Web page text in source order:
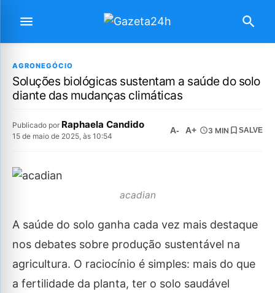
AGRONEGÓCIO
Soluções biológicas sustentam a saúde do solo
diante das mudanças climáticas
Publicado por Raphaela Candido
15 de maio de 2025, às 10:54
A- A+ 3 MIN SALVE
acadian
A saúde do solo ganha cada vez mais destaque
nos debates sobre produção sustentável na
agricultura. O raciocínio é simples: mais do que
a fertilidade da planta, ter o solo saudável